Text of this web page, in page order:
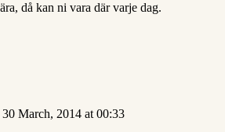
då kan ni vara där varje dag.
30 March, 2014 at 00:33